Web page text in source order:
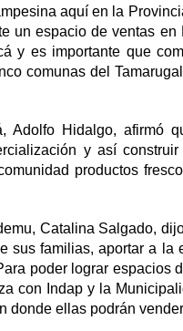
aquí en la
un espacio de ventas
y es importante que
comunas del
Adolfo Hidalgo, afirmó
y así
productos
Catalina Salgado,
sus familias, aportar a
poder lograr espacios
con Indap y la
donde ellas podrán